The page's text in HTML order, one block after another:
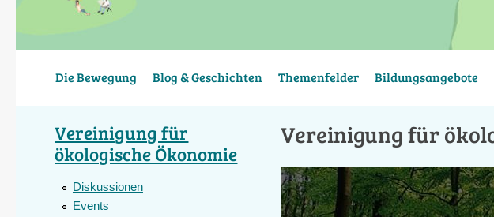
Die Bewegung Blog & Geschichten Themenfelder Bildungsangebote
Vereinigung für
Vereinigung für
ökologische Ökonomie
Diskussionen
Events